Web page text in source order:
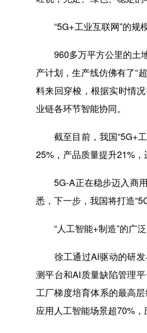
“5G+工业互联网”的规模
960多万平方公里的土地
产计划，生产线仿佛有了“
料来回穿梭，根据实时情
业链各环节智能协同。
截至目前，我国“5G+工
25%，产品质量提升21%，
5G-A正在稳步迈入商用
悉，下一步，我国将打造
“人工智能+制造”的广泛
徐工通过AI驱动的研发
测平台和AI质量缺陷管理
工厂梯度培育体系的最高
应用人工智能场景超70%，